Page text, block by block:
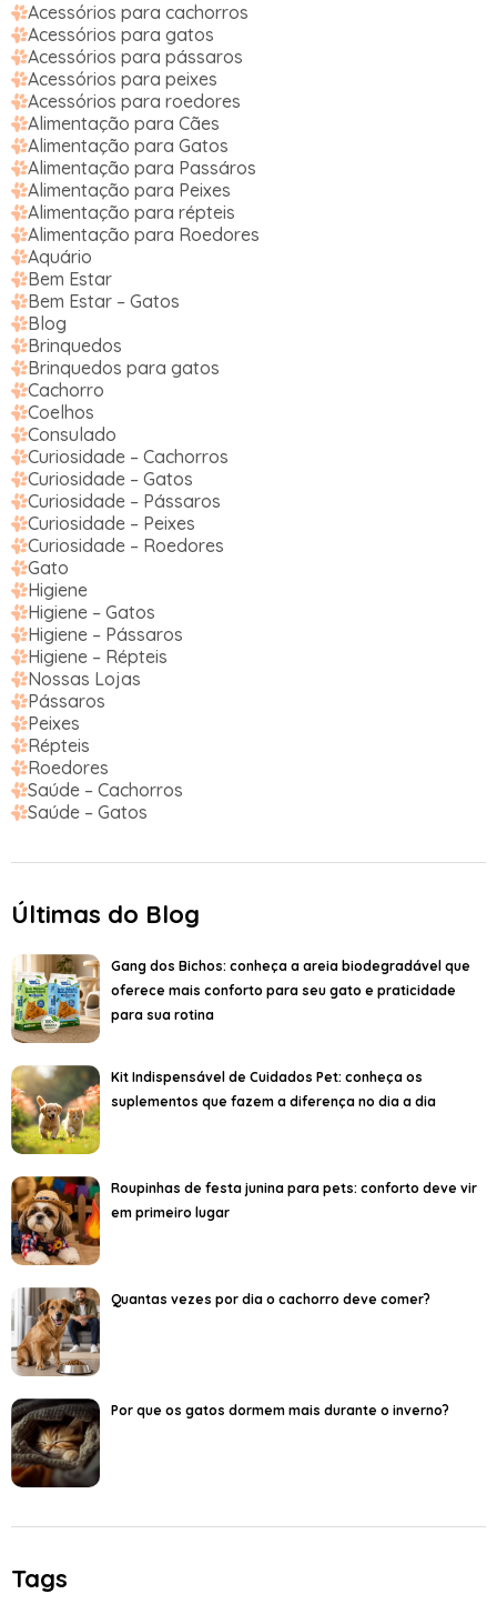
Acessórios para cachorros
Acessórios para gatos
Acessórios para pássaros
Acessórios para peixes
Acessórios para roedores
Alimentação para Cães
Alimentação para Gatos
Alimentação para Passáros
Alimentação para Peixes
Alimentação para répteis
Alimentação para Roedores
Aquário
Bem Estar
Bem Estar – Gatos
Blog
Brinquedos
Brinquedos para gatos
Cachorro
Coelhos
Consulado
Curiosidade – Cachorros
Curiosidade – Gatos
Curiosidade – Pássaros
Curiosidade – Peixes
Curiosidade – Roedores
Gato
Higiene
Higiene – Gatos
Higiene – Pássaros
Higiene – Répteis
Nossas Lojas
Pássaros
Peixes
Répteis
Roedores
Saúde – Cachorros
Saúde – Gatos
Últimas do Blog
Gang dos Bichos: conheça a areia biodegradável que
oferece mais conforto para seu gato e praticidade
para sua rotina
Kit Indispensável de Cuidados Pet: conheça os
suplementos que fazem a diferença no dia a dia
Roupinhas de festa junina para pets: conforto deve vir
em primeiro lugar
Quantas vezes por dia o cachorro deve comer?
Por que os gatos dormem mais durante o inverno?
Tags